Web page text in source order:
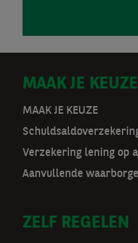
D
o
o
r
a
MAAK JE KEUZE
MAAK JE KEUZE
Verzekering lening op
Aanvullende
ZELF REGELEN